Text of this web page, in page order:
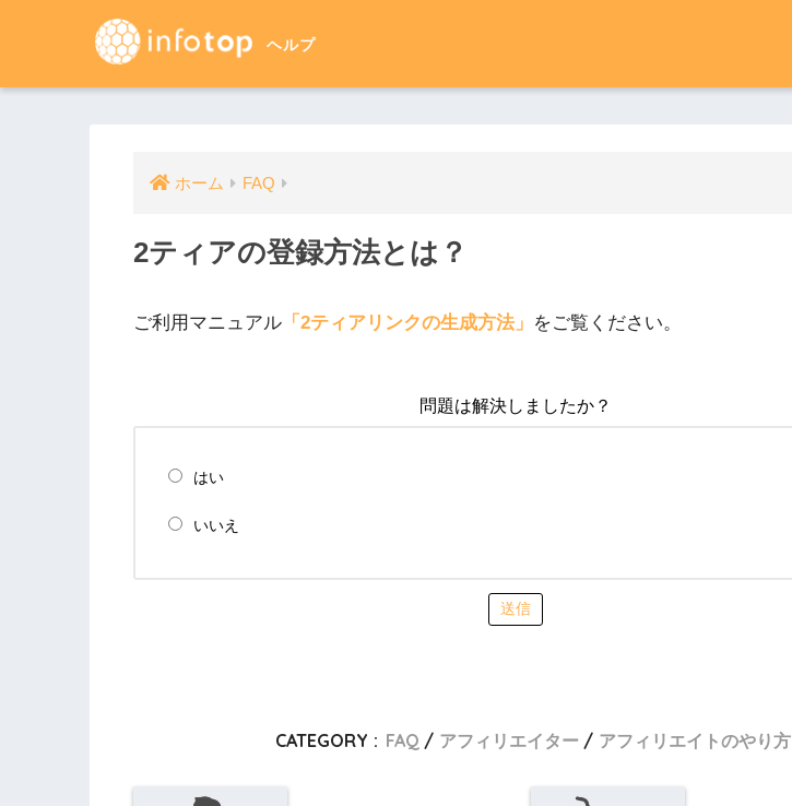
ホーム FAQ
2ティアの登録方法とは？
ご利用マニュアル 「2ティアリンクの生成方法」 をご覧ください。
問題は解決しましたか？
はい
いいえ
送信
CATEGORY : FAQ アフィリエイター アフィリエイトのやり方